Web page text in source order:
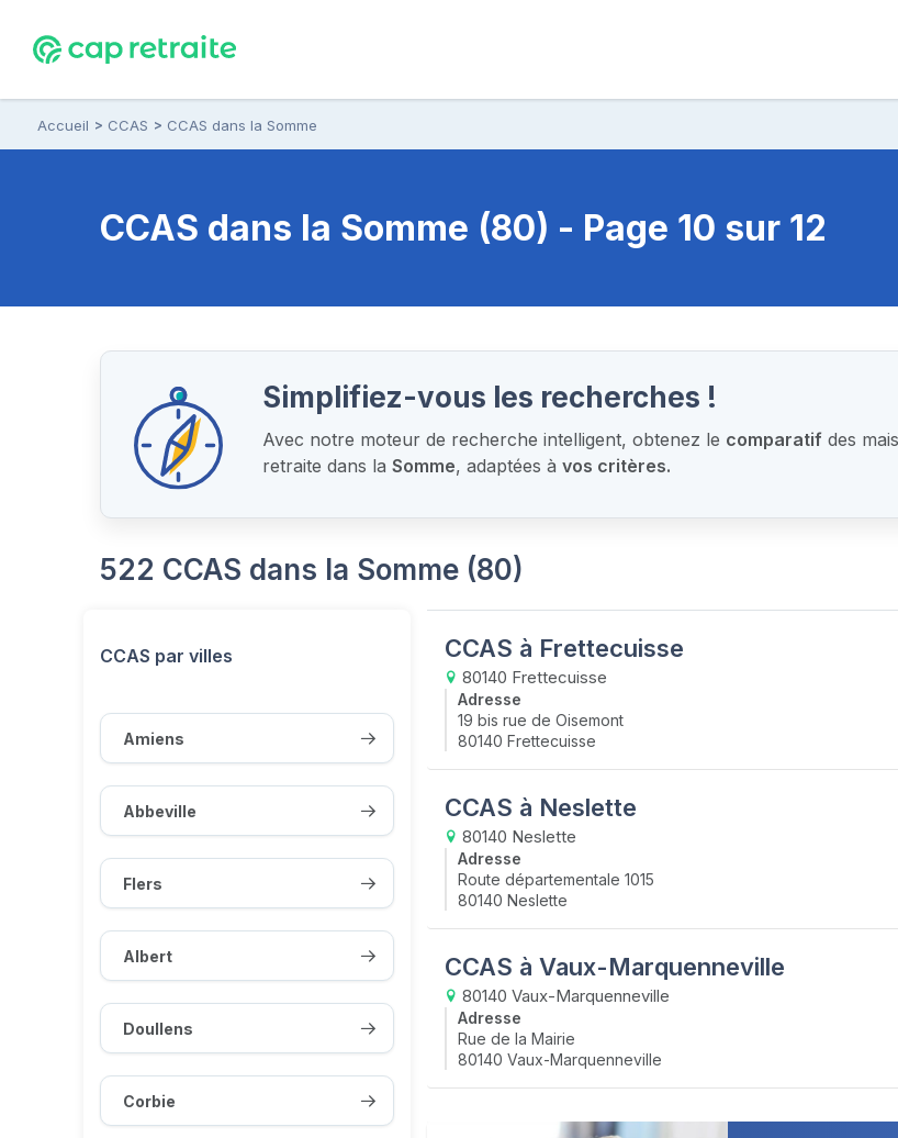
Accueil CCAS CCAS dans la Somme
CCAS dans la Somme (80) - Page 10 sur 12
Simplifiez-vous les recherches !
Avec notre moteur de recherche intelligent, obtenez le comparatifdes
retraite dans la Somme, adaptées à vos critères.
522 CCAS dans la Somme (80)
CCAS par villes
Amiens
Abbeville
Flers
Albert
Doullens
Corbie
CCAS à Frettecuisse
80140 Frettecuisse
Adresse
19 bis rue de Oisemont
80140 Frettecuisse
CCAS à Neslette
80140 Neslette
Adresse
Route départementale 1015
80140 Neslette
CCAS à Vaux-Marquenneville
80140 Vaux-Marquenneville
Adresse
Rue de la Mairie
80140 Vaux-Marquenneville